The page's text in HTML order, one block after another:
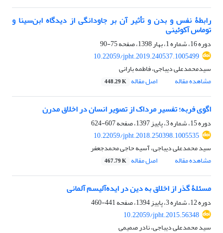
رابطۀ نفس و بدن و تأثیر آن بر جاودانگی از دیدگاه ابن‌سینا و
توماس آکوئینی
دوره 16، شماره 1، بهار 1398، صفحه
75-90
10.22059/jpht.2019.240537.1005499
سیدمحمدعلی دیباجی، فاطمه بارانی
مشاهده مقاله
اصل مقاله 448.29 K
اگوی فربه؛ تفسیر مرداک از تصویر انسان در اخلاق مدرن
دوره 15، شماره 3، پاییز 1397، صفحه
607-624
10.22059/jpht.2018.250398.1005535
سید محمدعلی دیباجی، آسیه حاجی محمدجعفر
مشاهده مقاله
اصل مقاله 467.79 K
مسئلۀ گذر از اخلاق به دین در ایده‌آلیسم آلمانی
دوره 12، شماره 3، پاییز 1394، صفحه
441-460
10.22059/jpht.2015.56348
سید محمدعلی دیباجی، نادر صمیمی